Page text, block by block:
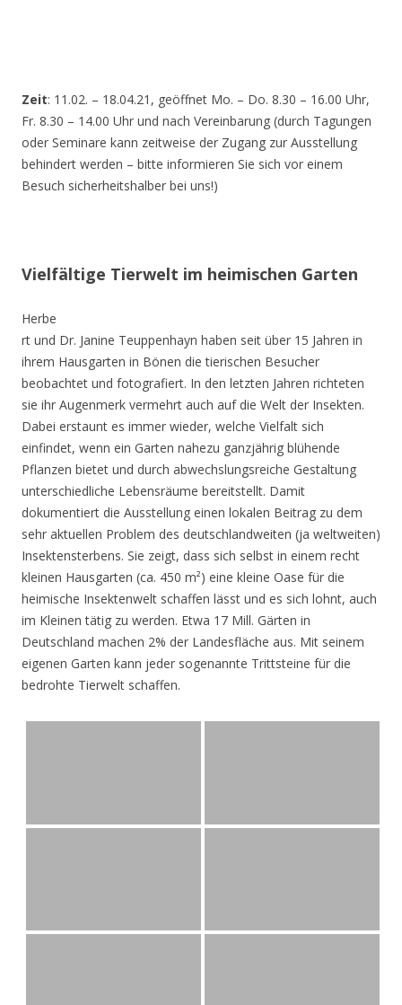
Zeit: 11.02. – 18.04.21, geöffnet Mo. – Do. 8.30 – 16.00 Uhr,
Fr. 8.30 – 14.00 Uhr und nach Vereinbarung (durch Tagungen
oder Seminare kann zeitweise der Zugang zur Ausstellung
behindert werden – bitte informieren Sie sich vor einem
Besuch sicherheitshalber bei uns!)
Vielfältige Tierwelt im heimischen Garten
Herbe
rt und Dr. Janine Teuppenhayn haben seit über 15 Jahren in
ihrem Hausgarten in Bönen die tierischen Besucher
beobachtet und fotografiert. In den letzten Jahren richteten
sie ihr Augenmerk vermehrt auch auf die Welt der Insekten.
Dabei erstaunt es immer wieder, welche Vielfalt sich
einfindet, wenn ein Garten nahezu ganzjährig blühende
Pflanzen bietet und durch abwechslungsreiche Gestaltung
unterschiedliche Lebensräume bereitstellt. Damit
dokumentiert die Ausstellung einen lokalen Beitrag zu dem
sehr aktuellen Problem des deutschlandweiten (ja weltweiten)
Insektensterbens. Sie zeigt, dass sich selbst in einem recht
kleinen Hausgarten (ca. 450 m²) eine kleine Oase für die
heimische Insektenwelt schaffen lässt und es sich lohnt, auch
im Kleinen tätig zu werden. Etwa 17 Mill. Gärten in
Deutschland machen 2% der Landesfläche aus. Mit seinem
eigenen Garten kann jeder sogenannte Trittsteine für die
bedrohte Tierwelt schaffen.